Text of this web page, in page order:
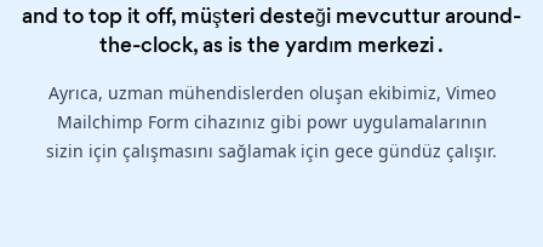
and to top it off, müşteri desteği mevcuttur around-
the-clock, as is theyardım merkezi.
Ayrıca, uzman mühendislerden oluşan ekibimiz, Vimeo
Mailchimp Form cihazınız gibi powr uygulamalarının
sizin için çalışmasını sağlamak için gece gündüz çalışır.